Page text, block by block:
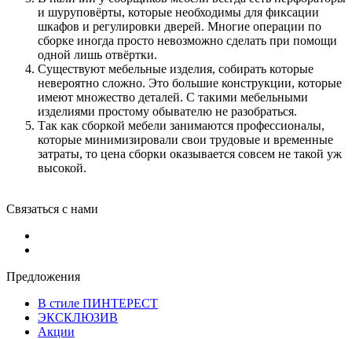
и шуруповёрты, которые необходимы для фиксации
шкафов и регулировки дверей. Многие операции по
сборке иногда просто невозможно сделать при помощи
одной лишь отвёртки.
Существуют мебельные изделия, собирать которые
невероятно сложно. Это большие конструкции, которые
имеют множество деталей. С такими мебельными
изделиями простому обывателю не разобраться.
Так как сборкой мебели занимаются профессионалы,
которые минимизировали свои трудовые и временные
затраты, то цена сборки оказывается совсем не такой уж
высокой.
Связаться с нами
Предложения
В стиле ПИНТЕРЕСТ
ЭКСКЛЮЗИВ
Акции